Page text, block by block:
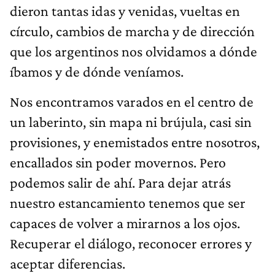
dieron tantas idas y venidas, vueltas en
círculo, cambios de marcha y de dirección
que los argentinos nos olvidamos a dónde
íbamos y de dónde veníamos.
Nos encontramos varados en el centro de
un laberinto, sin mapa ni brújula, casi sin
provisiones, y enemistados entre nosotros,
encallados sin poder movernos. Pero
podemos salir de ahí. Para dejar atrás
nuestro estancamiento tenemos que ser
capaces de volver a mirarnos a los ojos.
Recuperar el diálogo, reconocer errores y
aceptar diferencias.